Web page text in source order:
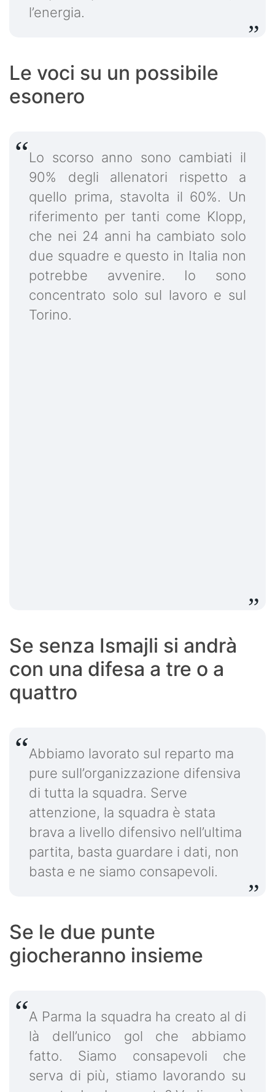
l’energia.
Le voci su un possibile
esonero
Lo scorso anno sono cambiati il
90% degli allenatori rispetto a
quello prima, stavolta il 60%. Un
riferimento per tanti come Klopp,
che nei 24 anni ha cambiato solo
due squadre e questo in Italia non
potrebbe avvenire. Io sono
concentrato solo sul lavoro e sul
Torino.
Se senza Ismajli si andrà
con una difesa a tre o a
quattro
Abbiamo lavorato sul reparto ma
pure sull’organizzazione difensiva
di tutta la squadra. Serve
attenzione, la squadra è stata
brava a livello difensivo nell’ultima
partita, basta guardare i dati, non
basta e ne siamo consapevoli.
Se le due punte
giocheranno insieme
A Parma la squadra ha creato al di
là dell’unico gol che abbiamo
fatto. Siamo consapevoli che
serva di più, stiamo lavorando su